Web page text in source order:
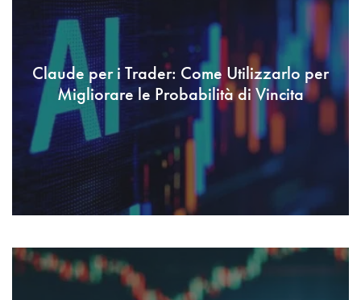
Claude per i Trader: Come Utilizzarlo per
Migliorare le Probabilità di Vincita